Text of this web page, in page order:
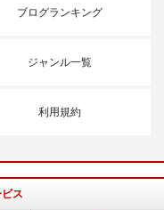
ブログランキング
ジャンル一覧
利用規約
ス